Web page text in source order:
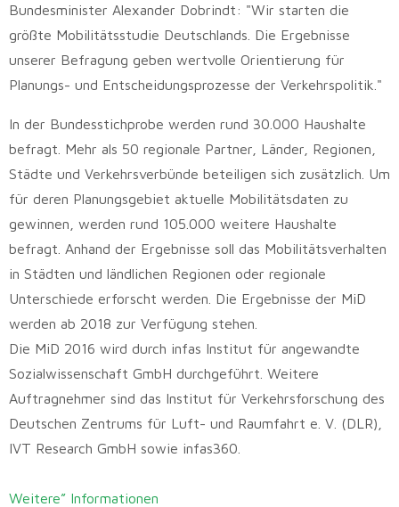
Bundesminister Alexander Dobrindt: "Wir starten die
größte Mobilitätsstudie Deutschlands. Die Ergebnisse
unserer Befragung geben wertvolle Orientierung für
Planungs- und Entscheidungsprozesse der Verkehrspolitik."
In der Bundesstichprobe werden rund 30.000 Haushalte
befragt. Mehr als 50 regionale Partner, Länder, Regionen,
Städte und Verkehrsverbünde beteiligen sich zusätzlich. Um
für deren Planungsgebiet aktuelle Mobilitätsdaten zu
gewinnen, werden rund 105.000 weitere Haushalte
befragt. Anhand der Ergebnisse soll das Mobilitätsverhalten
in Städten und ländlichen Regionen oder regionale
Unterschiede erforscht werden. Die Ergebnisse der MiD
werden ab 2018 zur Verfügung stehen.
Die MiD 2016 wird durch infas Institut für angewandte
Sozialwissenschaft GmbH durchgeführt. Weitere
Auftragnehmer sind das Institut für Verkehrsforschung des
Deutschen Zentrums für Luft- und Raumfahrt e. V. (DLR),
IVT Research GmbH sowie infas360.
Weitere” Informationen